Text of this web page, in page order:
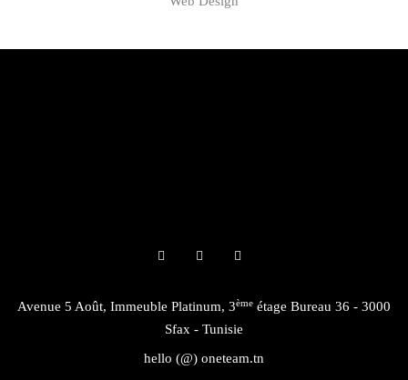
Avenue 5 Août, Immeuble Platinum, 3ème étage Bureau 36 - 3000
Sfax - Tunisie
hello (@) oneteam.tn